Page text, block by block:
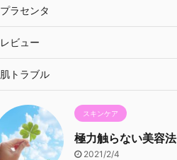
プラセンタ
レビュー
肌トラブル
スキンケア
極力触らない美容法
2021/2/4